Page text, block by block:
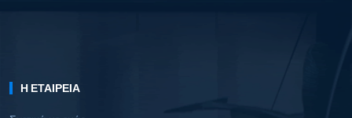
Η ΕΤΑΙΡΕΊΑ